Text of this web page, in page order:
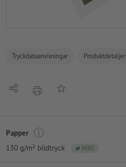
Tryckdataanvisningar Produktdetaljer
Dela erbjudandePå anteckningslistan
Papper
130 g/m² bildtryck
PEFC